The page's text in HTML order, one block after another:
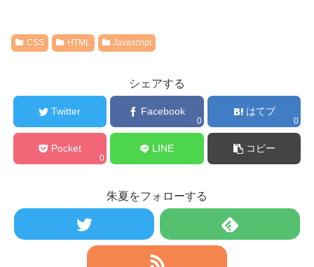
CSS HTML Javascript
シェアする
Twitter Facebook
0
はてブ
0
Pocket
0
LINE コピー
朱夏をフォローする